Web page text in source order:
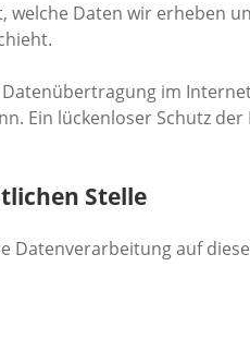
Daten wir erheben
im
Ein lückenloser Schutz
Stelle
Datenverarbeitung auf